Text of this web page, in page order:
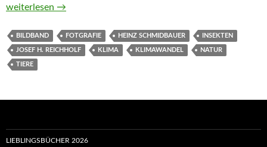
Unsere einzigartige Insektenwelt. Von
weiterlesen →
BILDBAND FOTGRAFIE HEINZ SCHMIDBAUER INSEKTEN
JOSEF H. REICHHOLF KLIMA KLIMAWANDEL NATUR
TIERE
LIEBLINGSBÜCHER 2026